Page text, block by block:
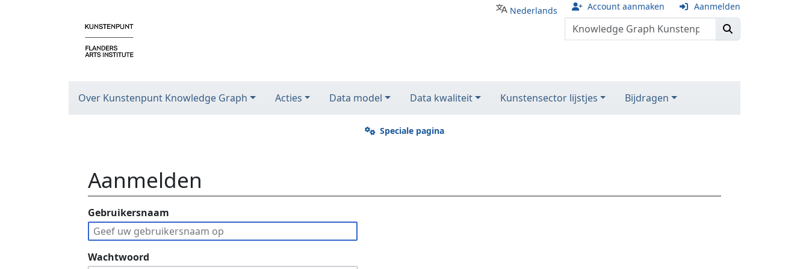
Nederlands Account aanmaken Aanmelden
Over Kunstenpunt Knowledge Graph Acties Data model Data kwaliteit Kunstensector lijstjes Bijdragen
Speciale pagina
Aanmelden
Ga naar:navigatie,
Gebruikersnaam
Wachtwoord